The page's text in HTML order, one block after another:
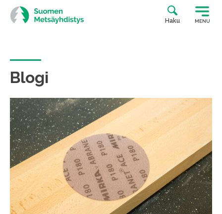
Siirry
suoraan
sisältöön
Haku MENU
Blogi